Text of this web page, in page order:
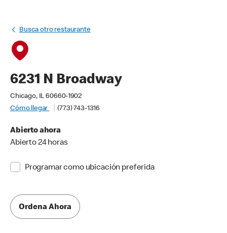
Busca otro restaurante
6231 N Broadway
Chicago, IL 60660-1902
Cómo llegar
(773) 743-1316
Abierto ahora
Abierto 24 horas
Programar como ubicación preferida
Ordena Ahora